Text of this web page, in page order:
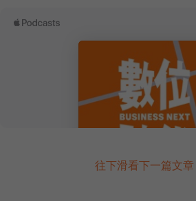
往下滑看下一篇文章